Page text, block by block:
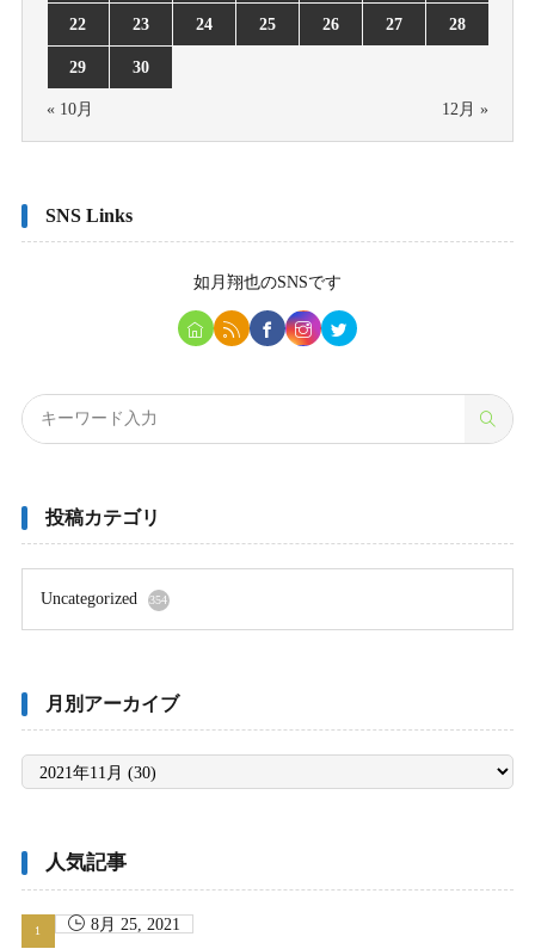
22 23 24 25 26 27 28
29 30
« 10月 12月 »
SNS Links
如月翔也のSNSです
投稿カテゴリ
Uncategorized 354
月別アーカイブ
月
ア
ブ
人気記事
8月 25, 2021